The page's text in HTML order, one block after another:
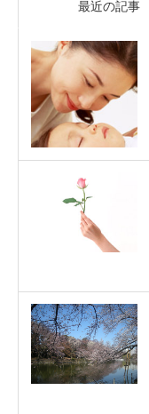
最近の記事